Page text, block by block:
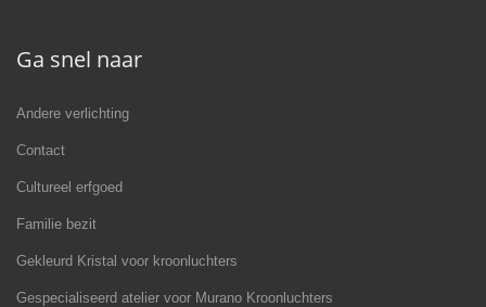
Ga snel naar
Andere verlichting
Contact
Cultureel erfgoed
Familie bezit
Gekleurd Kristal voor kroonluchters
Gespecialiseerd atelier voor Murano Kroonluchters